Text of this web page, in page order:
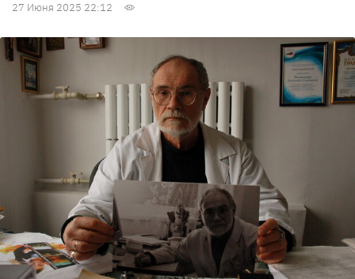
27 Июня 2025 22:12